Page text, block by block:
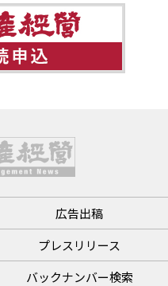
広告出稿
プレスリリース
バックナンバー検索